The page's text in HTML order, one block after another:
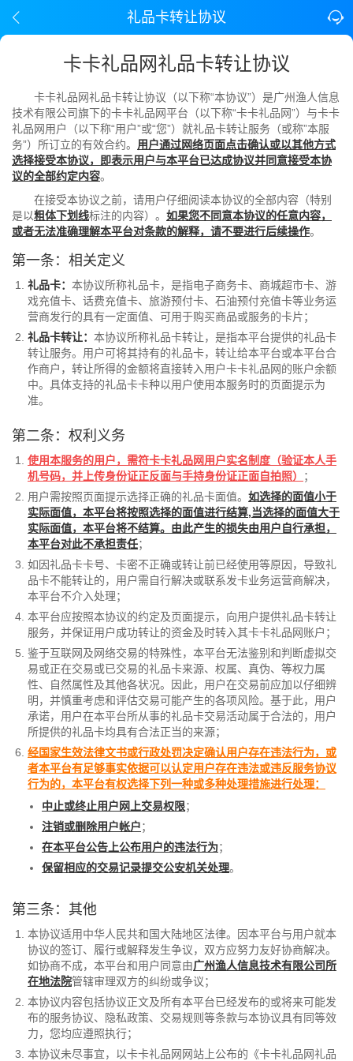
礼品卡转让协议
卡卡礼品网礼品卡转让协议
卡卡礼品网礼品卡转让协议（以下称“本协议”）是广州渔人信息
技术有限公司旗下的卡卡礼品网平台（以下称“卡卡礼品网”）与卡卡
礼品网用户（以下称“用户”或“您”）就礼品卡转让服务（或称”本服
务”）所订立的有效合约。 用户通过网络页面点击确认或以其他方式
选择接受本协议，即表示用户与本平台已达成协议并同意接受本协
议的全部约定内容。
在接受本协议之前，请用户仔细阅读本协议的全部内容（特别
是以粗体下划线标注的内容）。 如果您不同意本协议的任意内容，
或者无法准确理解本平台对条款的解释，请不要进行后续操作。
第一条：相关定义
礼品卡： 本协议所称礼品卡，是指电子商务卡、商城超市卡、游
戏充值卡、话费充值卡、旅游预付卡、石油预付充值卡等业务运
营商发行的具有一定面值、可用于购买商品或服务的卡片；
礼品卡转让： 本协议所称礼品卡转让，是指本平台提供的礼品卡
转让服务。用户可将其持有的礼品卡，转让给本平台或本平台合
作商户，转让所得的金额将直接转入用户卡卡礼品网的账户余额
中。具体支持的礼品卡卡种以用户使用本服务时的页面提示为
准。
第二条：权利义务
使用本服务的用户，需符卡卡礼品网用户实名制度（验证本人手
机号码，并上传身份证正反面与手持身份证正面自拍照）
；
用户需按照页面提示选择正确的礼品卡面值。 如选择的面值小于
实际面值，本平台将按照选择的面值进行结算,当选择的面值大于
实际面值，本平台将不结算。由此产生的损失由用户自行承担，
本平台对此不承担责任；
如因礼品卡卡号、卡密不正确或转让前已经使用等原因，导致礼
品卡不能转让的，用户需自行解决或联系发卡业务运营商解决，
本平台不介入处理；
本平台应按照本协议的约定及页面提示，向用户提供礼品卡转让
服务，并保证用户成功转让的资金及时转入其卡卡礼品网账户；
鉴于互联网及网络交易的特殊性，本平台无法鉴别和判断虚拟交
易或正在交易或已交易的礼品卡来源、权属、真伪、等权力属
性、自然属性及其他各状况。因此，用户在交易前应加以仔细辨
明，并慎重考虑和评估交易可能产生的各项风险。基于此，用户
承诺，用户在本平台所从事的礼品卡交易活动属于合法的，用户
所提供的礼品卡均具有合法正当的来源；
经国家生效法律文书或行政处罚决定确认用户存在违法行为，或
者本平台有足够事实依据可以认定用户存在违法或违反服务协议
行为的，本平台有权选择下列一种或多种处理措施进行处理：
中止或终止用户网上交易权限；
注销或删除用户帐户；
在本平台公告上公布用户的违法行为；
保留相应的交易记录提交公安机关处理。
第三条：其他
本协议适用中华人民共和国大陆地区法律。因本平台与用户就本
协议的签订、履行或解释发生争议，双方应努力友好协商解决。
如协商不成，本平台和用户同意由广州渔人信息技术有限公司所
在地法院管辖审理双方的纠纷或争议；
本协议内容包括协议正文及所有本平台已经发布的或将来可能发
布的服务协议、隐私政策、交易规则等条款与本协议具有同等效
力，您均应遵照执行；
本协议未尽事宜，以卡卡礼品网网站上公布的《卡卡礼品网礼品